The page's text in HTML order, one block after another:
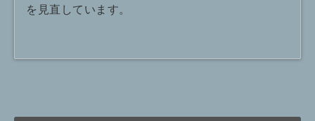
を見直しています。